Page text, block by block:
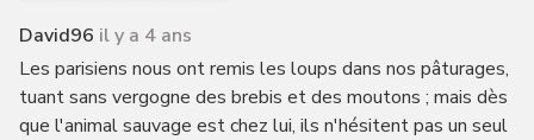
David96 il y a 4 ans
Les parisiens nous ont remis les loups dans nos pâturages,
tuant sans vergogne des brebis et des moutons ; mais dès
que l'animal sauvage est chez lui, ils n'hésitent pas un seul